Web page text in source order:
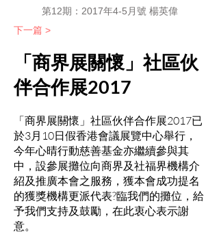
第12期：2017年4-5月號 楊英偉
下一篇 >
「商界展關懷」社區伙
伴合作展2017
「商界展關懷」社區伙伴合作展2017已
於3月10日假香港會議展覽中心舉行，
今年心晴行動慈善基金亦繼續參與其
中，設參展攤位向商界及社福界機構介
紹及推廣本會之服務，獲本會成功提名
的獲獎機構更派代表?臨我們的攤位，給
予我們支持及鼓勵，在此衷心表示謝
意。